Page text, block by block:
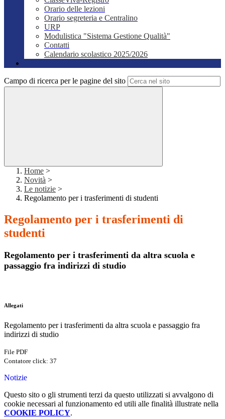
Orario delle lezioni
Orario segreteria e Centralino
URP
Modulistica "Sistema Gestione Qualità"
Contatti
Calendario scolastico 2025/2026
Campo di ricerca per le pagine del sito
Home >
Novità >
Le notizie >
Regolamento per i trasferimenti di studenti
Regolamento per i trasferimenti di
studenti
Regolamento per i trasferimenti da altra scuola e
passaggio fra indirizzi di studio
Allegati
Regolamento per i trasferimenti da altra scuola e passaggio fra
indirizzi di studio
File PDF
Contatore click: 37
Notizie
Questo sito o gli strumenti terzi da questo utilizzati si avvalgono di
cookie necessari al funzionamento ed utili alle finalità illustrate nella
COOKIE POLICY.